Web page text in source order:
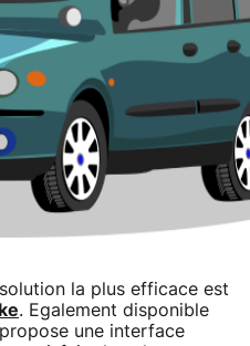
la plus efficace est
. Egalement disponible
une interface